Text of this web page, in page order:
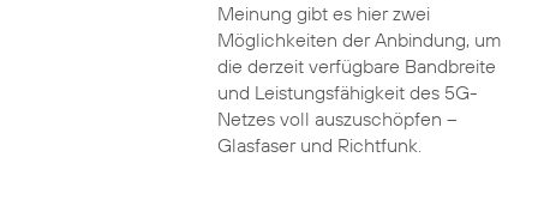
Meinung gibt es hier zwei
Möglichkeiten der Anbindung, um
die derzeit verfügbare Bandbreite
und Leistungsfähigkeit des 5G-
Netzes voll auszuschöpfen –
Glasfaser und Richtfunk.